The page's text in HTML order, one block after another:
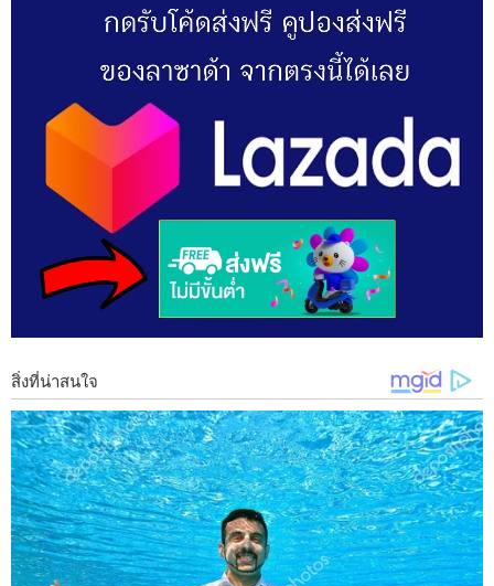
การโทรศัพท์ถึงกัน การดูแลโทรศัพท์ของเราให้สามารถใช้งานได้ อ
ย่ า งเต็มประสิทธิภาพและมีอ า ยุ การใช้งานที่นาน จึงเป็นเรื่องที่
ควรทราบกันเอาไว้ โดยในวันนี้เราจะมาพูดกันถึงเรื่องการ ช า ร์ จ
แ บ ต เต อ รี่ ของโทรศัพท์มือถือ อ ย่ า ง ถูกต้องกัน